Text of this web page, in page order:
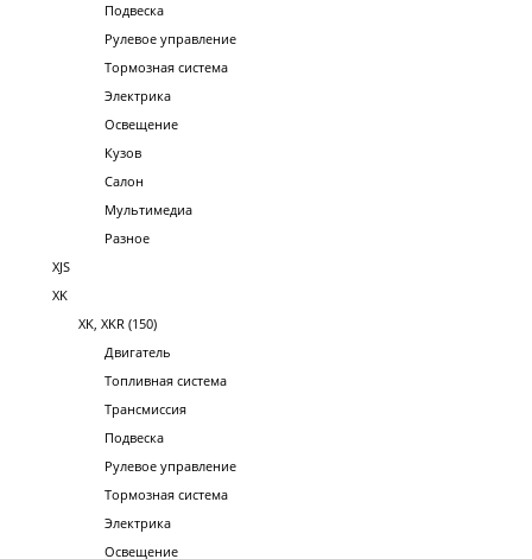
Подвеска
Рулевое управление
Тормозная система
Электрика
Освещение
Кузов
Салон
Мультимедиа
Разное
XJS
XK
XK, XKR (150)
Двигатель
Топливная система
Трансмиссия
Подвеска
Рулевое управление
Тормозная система
Электрика
Освещение